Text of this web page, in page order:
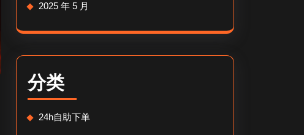
2025 年 5 月
分类
24h自助下单